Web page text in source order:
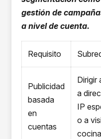
gestión de
a nivel de cuenta.
Requisito
Publicidad
basada
en
cuentas
Dirigir
a
IP
o a